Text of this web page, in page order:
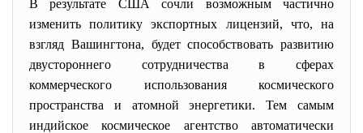
В результате США сочли возможным частично
изменить политику экспортных лицензий, что, на
взгляд Вашингтона, будет способствовать развитию
двустороннего сотрудничества в сферах
коммерческого использования космического
пространства и атомной энергетики. Тем самым
индийское космическое агентство автоматически